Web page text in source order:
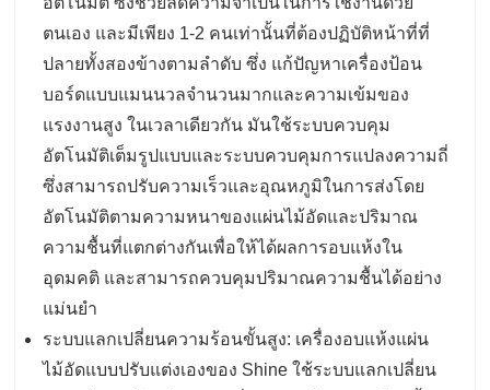
ตนเอง และมีเพียง 1-2 คนเท่านั้นที่ต้องปฏิบัติหน้าที่ที่
ปลายทั้งสองข้างตามลำดับ ซึ่ง แก้ปัญหาเครื่องป้อน
บอร์ดแบบแมนนวลจำนวนมากและความเข้มของ
แรงงานสูง ในเวลาเดียวกัน มันใช้ระบบควบคุม
อัตโนมัติเต็มรูปแบบและระบบควบคุมการแปลงความถี่
ซึ่งสามารถปรับความเร็วและอุณหภูมิในการส่งโดย
อัตโนมัติตามความหนาของแผ่นไม้อัดและปริมาณ
ความชื้นที่แตกต่างกันเพื่อให้ได้ผลการอบแห้งใน
อุดมคติ และสามารถควบคุมปริมาณความชื้นได้อย่าง
แม่นยำ
ระบบแลกเปลี่ยนความร้อนขั้นสูง: เครื่องอบแห้งแผ่น
ไม้อัดแบบปรับแต่งเองของ Shine ใช้ระบบแลกเปลี่ยน